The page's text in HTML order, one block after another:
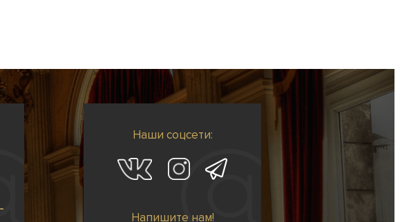
Наши соцсети:
Напишите нам!